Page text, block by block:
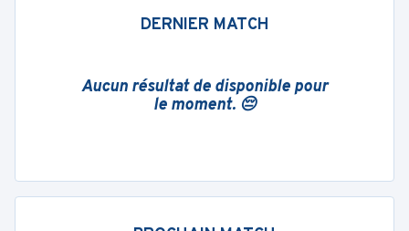
DERNIER MATCH
Aucun résultat de disponible pour
le moment. 😔